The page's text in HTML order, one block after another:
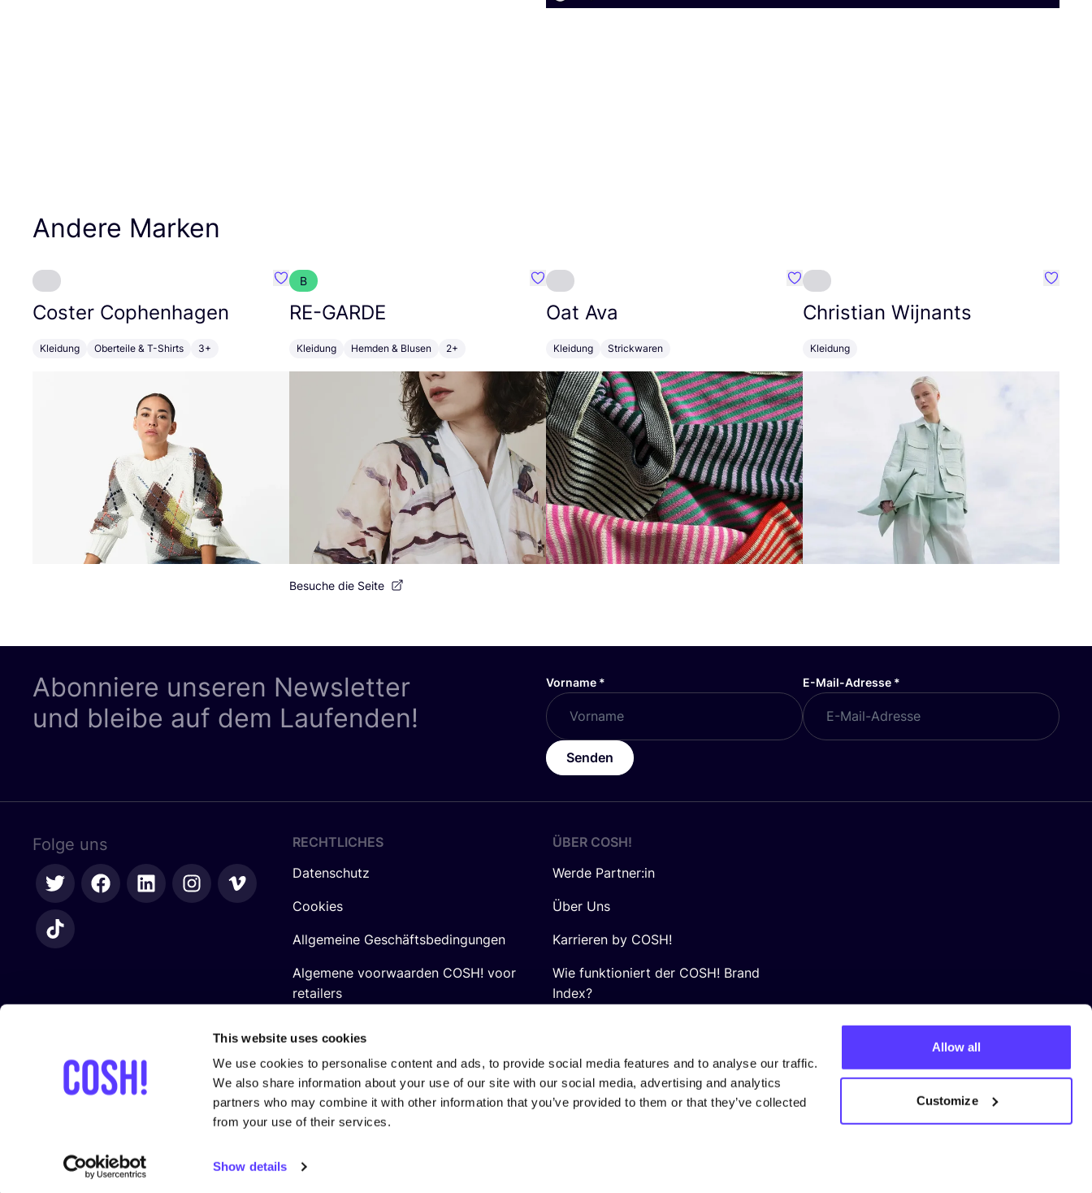
This website uses cookies
We use cookies to personalise content and ads, to provide social media features and to analyse our traffic.
We also share information about your use of our site with our social media, advertising and analytics
partners who may combine it with other information that you’ve provided to them or that they’ve collected
from your use of their services.
Show details
Allow all
Customize
Andere Marken
Coster Cophenhagen
Kleidung Oberteile & T-Shirts 3+
Favorit Coster Cophenhagen
B
RE-GARDE
Kleidung Hemden & Blusen 2+
Favorit RE-GARDE
Besuche die Seite
Oat Ava
Kleidung Strickwaren
Favorit Oat Ava
Christian Wijnants
Kleidung
Favorit
Abonniere unseren Newsletter
und bleibe auf dem Laufenden!
Vorname * E-Mail-Adresse *
Senden
Folge uns
RECHTLICHES
Datenschutz
Cookies
Allgemeine Geschäftsbedingungen
Algemene voorwaarden COSH! voor
retailers
ÜBER COSH!
Werde Partner:in
Über Uns
Karrieren by COSH!
Wie funktioniert der COSH! Brand
Index?